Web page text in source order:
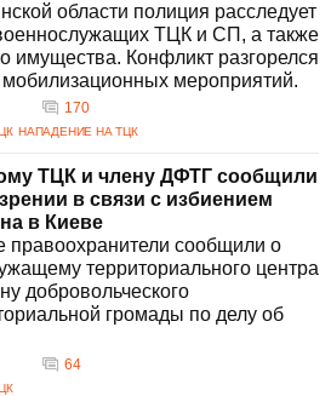
области полиция расследует
ТЦК и СП, а также
имущества. Конфликт разгорелся
мероприятий.
170
НАПАДЕНИЕ НА ТЦК
ТЦК и члену ДФТГ сообщили
в связи с избиением
в Киеве
правоохранители сообщили о
территориального центра
добровольческого
громады по делу об
64